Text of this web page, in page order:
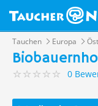
Tauchen Europa
0